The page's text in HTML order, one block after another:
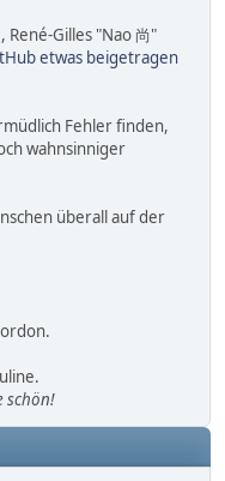
Gilles "Nao 尚"
etwas beigetragen
Fehler finden,
wahnsinniger
überall auf der
schön!